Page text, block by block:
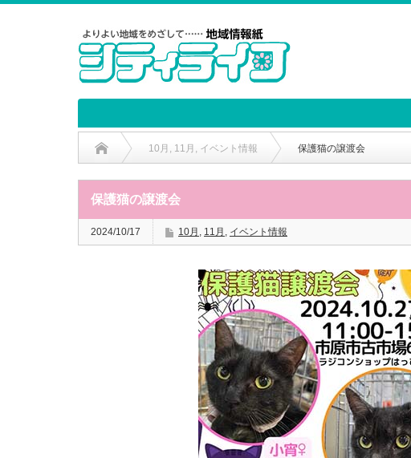
10月 , 11月 , イベント情報 保護猫の譲渡会
保護猫の譲渡会
2024/10/17 10月 , 11月 , イベント情報